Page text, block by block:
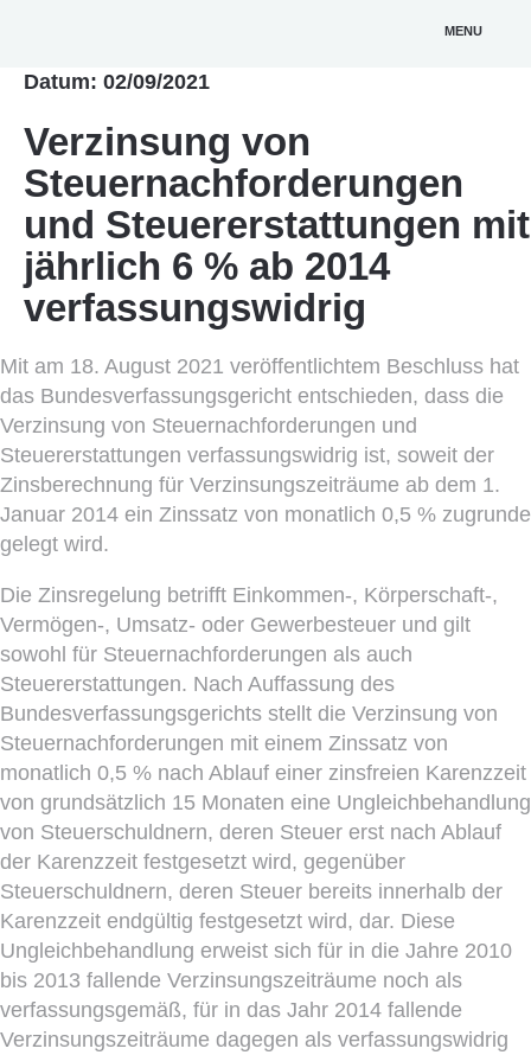
MENU
Datum: 02/09/2021
Verzinsung von
Steuernachforderungen
und Steuererstattungen mit
jährlich 6 % ab 2014
verfassungswidrig
Mit am 18. August 2021 veröffentlichtem Beschluss hat
das Bundesverfassungsgericht entschieden, dass die
Verzinsung von Steuernachforderungen und
Steuererstattungen verfassungswidrig ist, soweit der
Zinsberechnung für Verzinsungszeiträume ab dem 1.
Januar 2014 ein Zinssatz von monatlich 0,5 % zugrunde
gelegt wird.
Die Zinsregelung betrifft Einkommen-, Körperschaft-,
Vermögen-, Umsatz- oder Gewerbesteuer und gilt
sowohl für Steuernachforderungen als auch
Steuererstattungen. Nach Auffassung des
Bundesverfassungsgerichts stellt die Verzinsung von
Steuernachforderungen mit einem Zinssatz von
monatlich 0,5 % nach Ablauf einer zinsfreien Karenzzeit
von grundsätzlich 15 Monaten eine Ungleichbehandlung
von Steuerschuldnern, deren Steuer erst nach Ablauf
der Karenzzeit festgesetzt wird, gegenüber
Steuerschuldnern, deren Steuer bereits innerhalb der
Karenzzeit endgültig festgesetzt wird, dar. Diese
Ungleichbehandlung erweist sich für in die Jahre 2010
bis 2013 fallende Verzinsungszeiträume noch als
verfassungsgemäß, für in das Jahr 2014 fallende
Verzinsungszeiträume dagegen als verfassungswidrig